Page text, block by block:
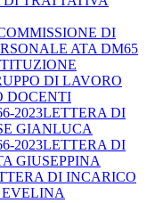
DI
ATA DM65
DI LAVORO
DOCENTI
2023LETTERA DI
GIANLUCA
2023LETTERA DI
GIUSEPPINA
DI INCARICO
EVELINA